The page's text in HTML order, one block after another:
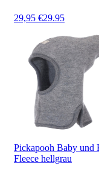
29,95 €29.95
Pickapooh Baby und
Fleece hellgrau